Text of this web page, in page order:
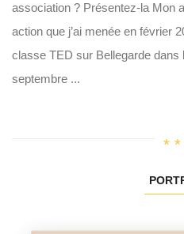
association ? Présentez-la Mon
action que j’ai menée en février
classe TED sur Bellegarde dans
septembre ...